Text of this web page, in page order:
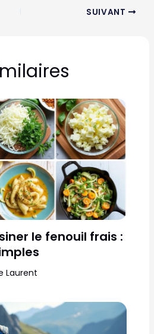
SUIVANT
le fenouil frais :
Laurent